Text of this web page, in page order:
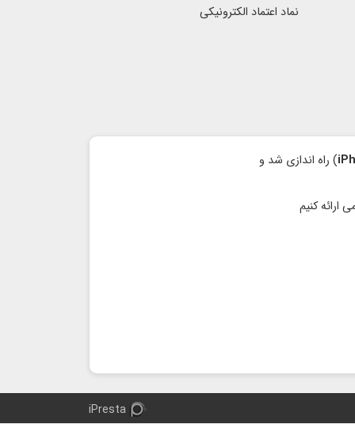
نماد اعتماد الكترونیكی
) راه اندازی شد و
iPresta